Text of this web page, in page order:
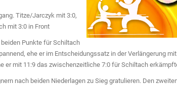
Titze/Jarczyk mit 3:0,
mit 3:0 in Front
Punkte für Schiltach
ehe er im Entscheidungssatz in der Verlängerung mit
er mit 11:9 das zwischenzeitliche 7:0 für Schiltach
nach beiden Niederlagen zu Sieg gratulieren. Den